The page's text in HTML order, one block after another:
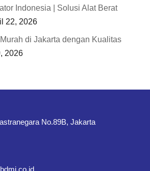
Indonesia | Solusi Alat Berat
22, 2026
di Jakarta dengan Kualitas
2026
No.89B, Jakarta